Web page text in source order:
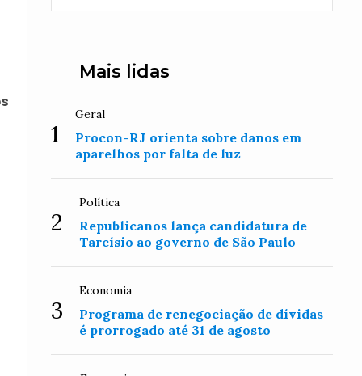
Mais lidas
1
Geral
Procon-RJ orienta sobre danos em
aparelhos por falta de luz
2
Política
Republicanos lança candidatura de
Tarcísio ao governo de São Paulo
3
Economia
Programa de renegociação de dívidas
é prorrogado até 31 de agosto